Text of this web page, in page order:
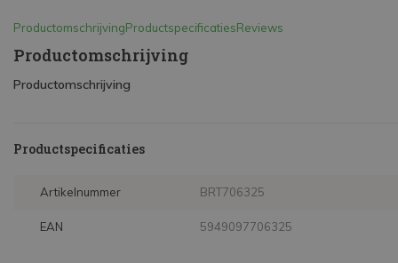
ProductomschrijvingProductspecificatiesReviews
Productomschrijving
Productomschrijving
Productspecificaties
Artikelnummer BRT706325
EAN 5949097706325